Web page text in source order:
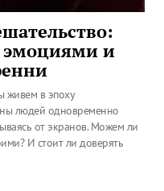
эмоциями и
живем в эпоху
людей одновременно
от экранов. Можем ли
И стоит ли доверять